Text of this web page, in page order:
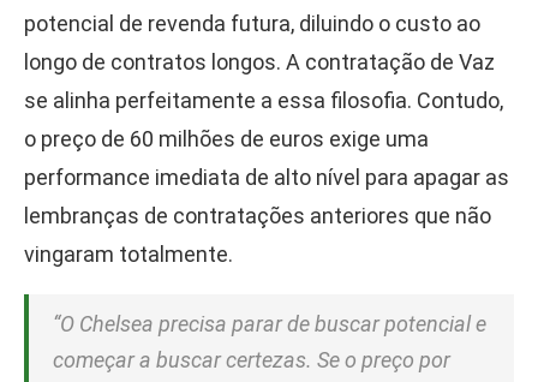
potencial de revenda futura, diluindo o custo ao
longo de contratos longos. A contratação de Vaz
se alinha perfeitamente a essa filosofia. Contudo,
o preço de 60 milhões de euros exige uma
performance imediata de alto nível para apagar as
lembranças de contratações anteriores que não
vingaram totalmente.
“O Chelsea precisa parar de buscar potencial e
começar a buscar certezas. Se o preço por